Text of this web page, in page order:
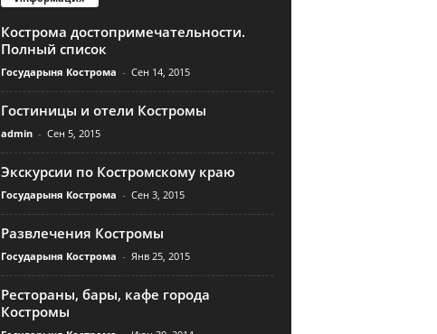
Кострома достопримечательности.
Полный список
Государыня Кострома - Сен 14, 2015
Гостиницы и отели Костромы
admin - Сен 5, 2015
Экскурсии по Костромскому краю
Государыня Кострома - Сен 3, 2015
Развлечения Костромы
Государыня Кострома - Янв 25, 2015
Рестораны, бары, кафе города
Костромы